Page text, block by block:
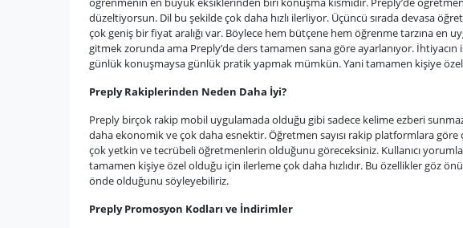
düzeltiyorsun. Dil bu şekilde çok daha hızlı ilerliyor. Üçüncü sırada devasa
çok geniş bir fiyat aralığı var. Böylece hem bütçene hem öğrenme tarzına en
gitmek zorunda ama Preply’de ders tamamen sana göre ayarlanıyor. İhtiyacın
günlük konuşmaysa günlük pratik yapmak mümkün. Yani tamamen kişiye
Preply Rakiplerinden Neden Daha İyi?
Preply birçok rakip mobil uygulamada olduğu gibi sadece kelime ezberi
daha ekonomik ve çok daha esnektir. Öğretmen sayısı rakip platformlara
çok yetkin ve tecrübeli öğretmenlerin olduğunu göreceksiniz. Kullanıcı
tamamen kişiye özel olduğu için ilerleme çok daha hızlıdır. Bu özellikler göz
önde olduğunu söyleyebiliriz.
Preply Promosyon Kodları ve İndirimler